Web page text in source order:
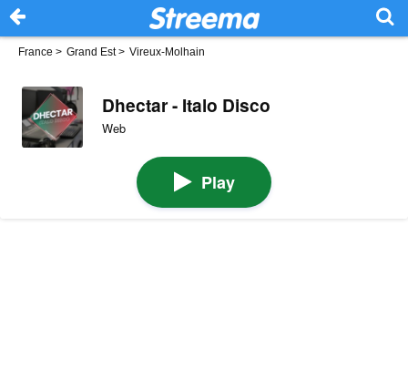
France > Grand Est> Vireux-Molhain
Dhectar - Italo Disco
Web
Play